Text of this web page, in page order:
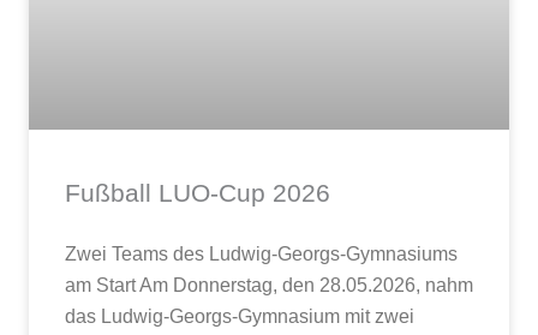
Fußball LUO-Cup 2026
Zwei Teams des Ludwig-Georgs-Gymnasiums
am Start Am Donnerstag, den 28.05.2026, nahm
das Ludwig-Georgs-Gymnasium mit zwei